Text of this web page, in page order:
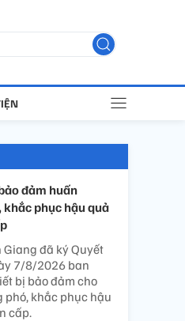
đảm huấn
khắc phục hậu quả
Giang đã ký Quyết
7/8/2026 ban
bị bảo đảm cho
phó, khắc phục hậu
cấp.